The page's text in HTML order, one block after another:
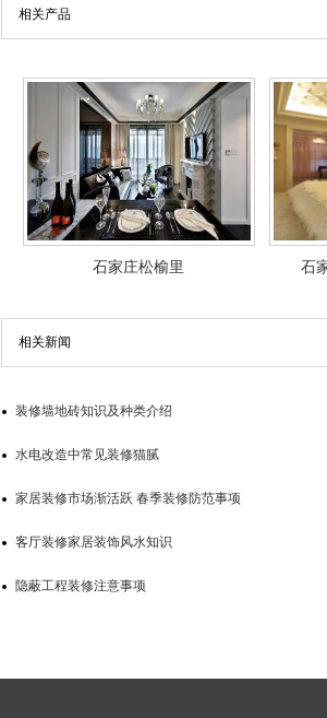
相关产品
石家庄松榆里 石
相关新闻
装修墙地砖知识及种类介绍
水电改造中常见装修猫腻
家居装修市场渐活跃 春季装修防范事项
客厅装修家居装饰风水知识
隐蔽工程装修注意事项